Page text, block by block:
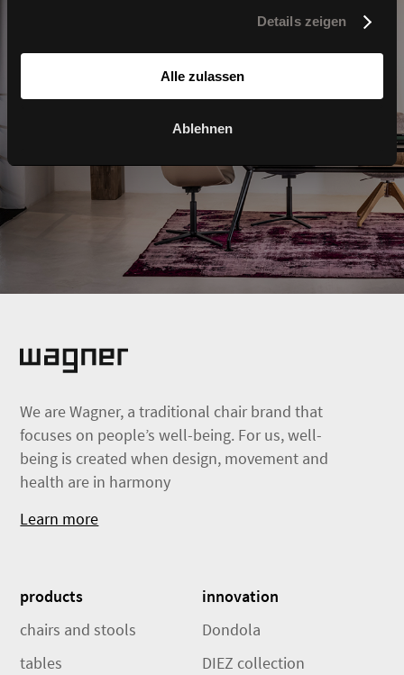
Details zeigen
Alle zulassen
Ablehnen
Home
We are Wagner, a traditional chair brand that
focuses on people’s well-being. For us, well-
being is created when design, movement and
health are in harmony
Learn more
products
chairs and stools
tables
innovation
Dondola
DIEZ collection